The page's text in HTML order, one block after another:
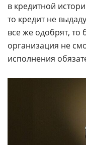
в кредитной
то кредит не
все же одобрят,
организация не
исполнения